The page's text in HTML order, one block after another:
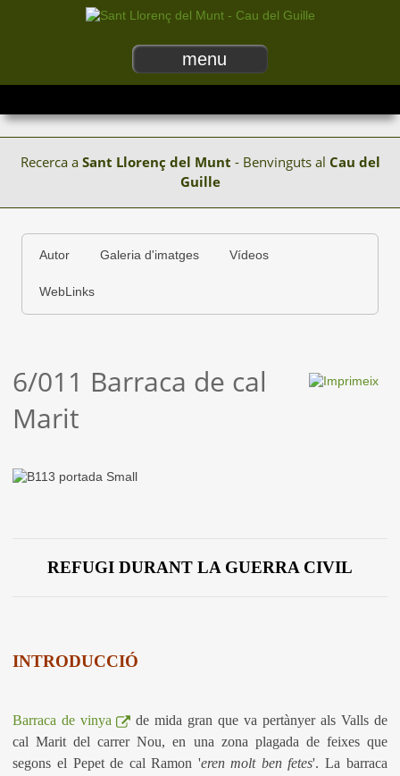
menu
Recerca a Sant Llorenç del Munt - Benvinguts al Cau del
Guille
Autor Galeria d'imatges Vídeos
WebLinks
6/011 Barraca de cal
Marit
REFUGI DURANT LA GUERRA CIVIL
INTRODUCCIÓ
Barraca de vinya
de mida gran que va pertànyer als Valls de
cal Marit del carrer Nou, en una zona plagada de feixes que
segons el Pepet de cal Ramon 'eren molt ben fetes'. La barraca